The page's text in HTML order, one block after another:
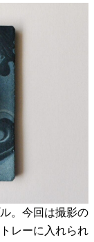
。今回は撮影の
レーに入れられ